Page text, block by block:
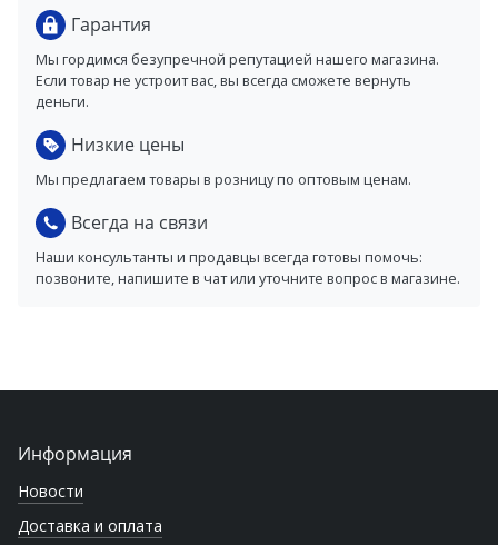
Гарантия
Мы гордимся безупречной репутацией нашего магазина.
Если товар не устроит вас, вы всегда сможете вернуть
деньги.
Низкие цены
Мы предлагаем товары в розницу по оптовым ценам.
Всегда на связи
Наши консультанты и продавцы всегда готовы помочь:
позвоните, напишите в чат или уточните вопрос в магазине.
Информация
Новости
Доставка и оплата